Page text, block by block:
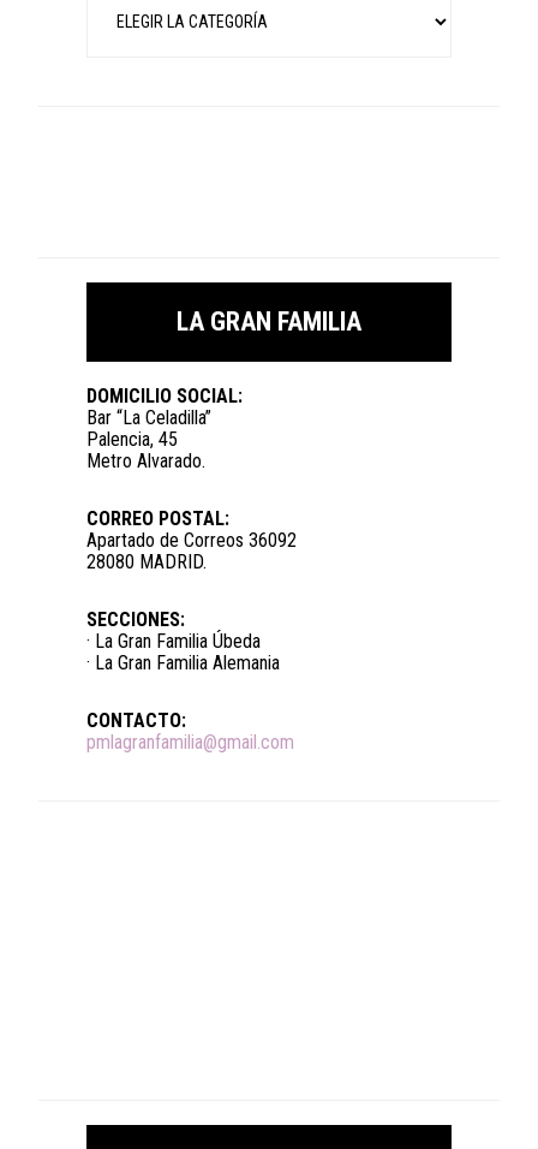
LA GRAN FAMILIA
DOMICILIO SOCIAL:
Bar “La Celadilla”
Palencia, 45
Metro Alvarado.
CORREO POSTAL:
Apartado de Correos 36092
28080 MADRID.
SECCIONES:
· La Gran Familia Úbeda
· La Gran Familia Alemania
CONTACTO:
pmlagranfamilia@gmail.com